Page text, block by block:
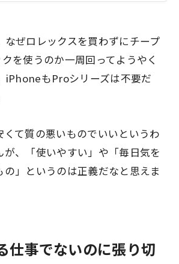
なぜロレックスを買わずにチープ
を使うのか一周回ってようやく
iPhoneもProシリーズは不要だ
くて質の悪いものでいいというわ
が、「使いやすい」や「毎日気を
」というのは正義だなと思えま
仕事でないのに張り切